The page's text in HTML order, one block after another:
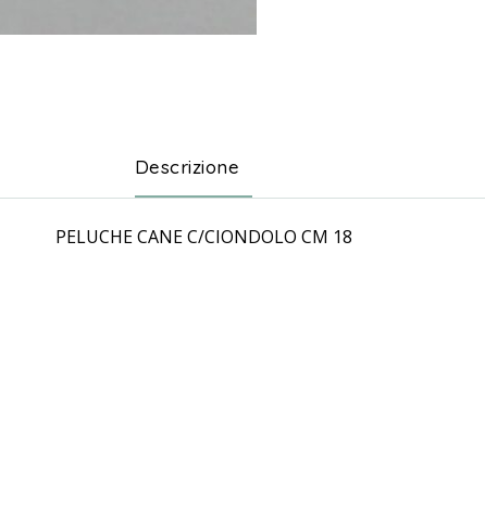
Descrizione
PELUCHE CANE C/CIONDOLO CM 18